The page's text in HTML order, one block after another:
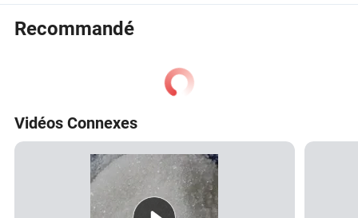
N° EINECS
200-315-5
Lieu d'origine
Shandong
État
Pureté
Haute pureté
Application
Agriculture
Recommandé
Vidéos Connexes